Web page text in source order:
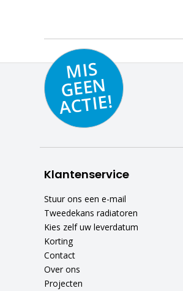
MIS
GEE
N
A
C
TIE!
Klantenservice
Stuur ons een e-mail
Tweedekans radiatoren
Kies zelf uw leverdatum
Korting
Contact
Over ons
Projecten